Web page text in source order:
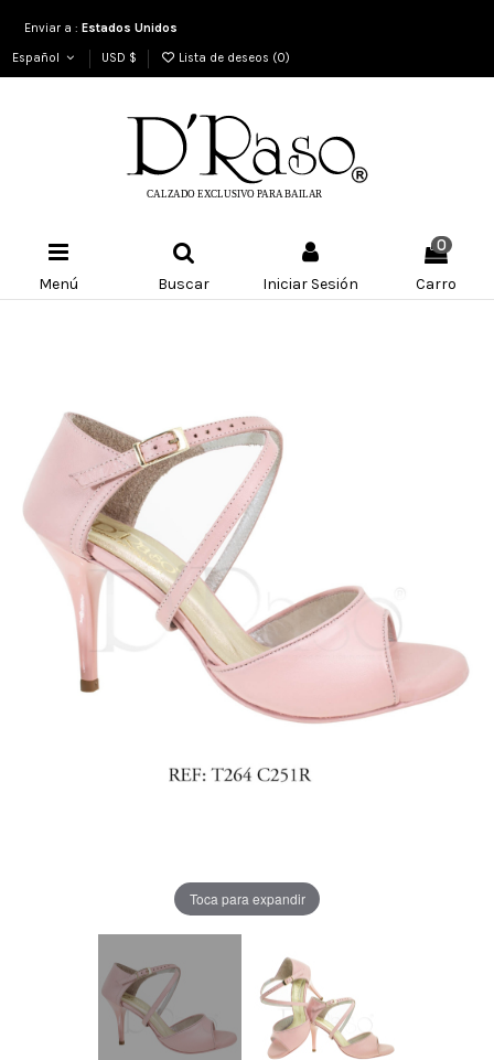
Enviar a : Estados Unidos
Español USD $ Lista de deseos (0)
Menú Buscar Iniciar Sesión
0
Carro
Toca para expandir